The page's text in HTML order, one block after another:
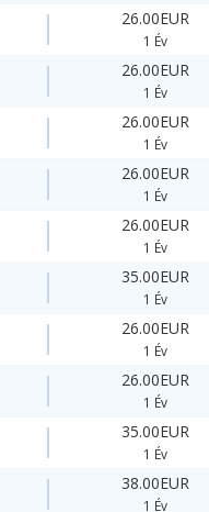
26.00EUR
1 Év
26.00EUR
1 Év
26.00EUR
1 Év
26.00EUR
1 Év
26.00EUR
1 Év
35.00EUR
1 Év
26.00EUR
1 Év
26.00EUR
1 Év
35.00EUR
1 Év
38.00EUR
1 Év